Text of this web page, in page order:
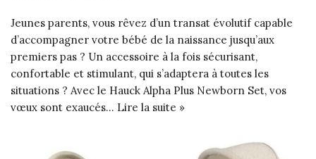
Jeunes parents, vous rêvez d’un transat évolutif capable
d’accompagner votre bébé de la naissance jusqu’aux
premiers pas ? Un accessoire à la fois sécurisant,
confortable et stimulant, qui s’adaptera à toutes les
situations ? Avec le Hauck Alpha Plus Newborn Set, vos
vœux sont exaucés… Lire la suite »